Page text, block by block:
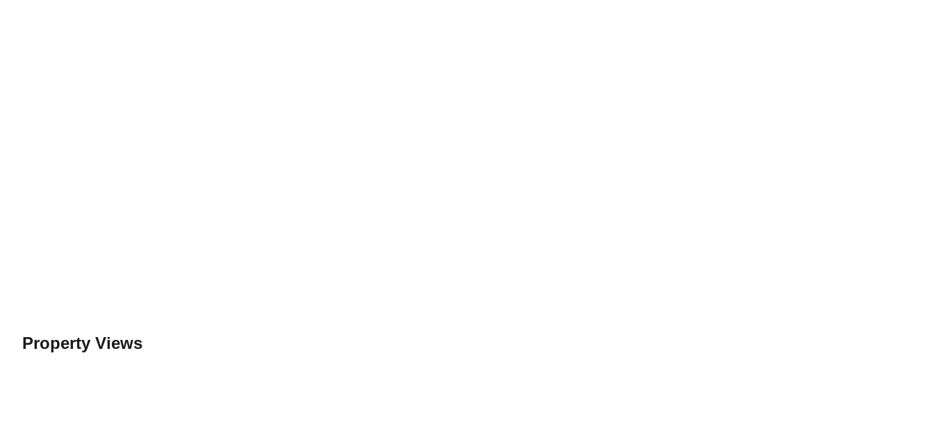
Property Views